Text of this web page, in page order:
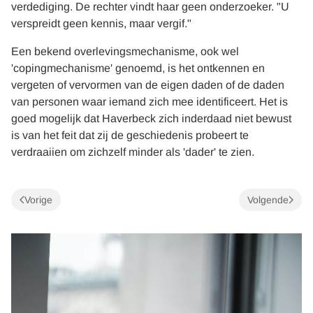
verdediging. De rechter vindt haar geen onderzoeker. "U
verspreidt geen kennis, maar vergif."
Een bekend overlevingsmechanisme, ook wel
'copingmechanisme' genoemd, is het ontkennen en
vergeten of vervormen van de eigen daden of de daden
van personen waar iemand zich mee identificeert. Het is
goed mogelijk dat Haverbeck zich inderdaad niet bewust
is van het feit dat zij de geschiedenis probeert te
verdraaiien om zichzelf minder als 'dader' te zien.
Vorige Volgende